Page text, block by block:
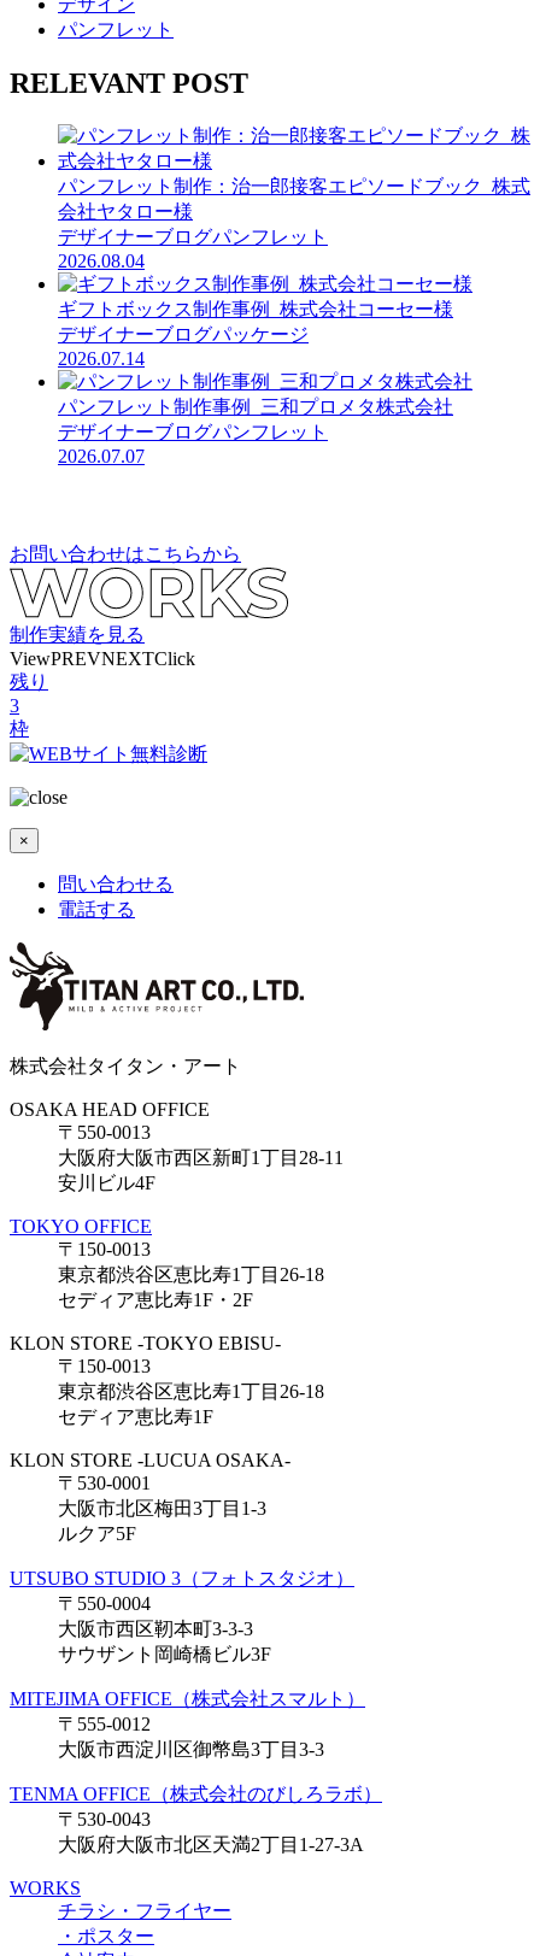
デザイン
パンフレット
RELEVANT POST
パンフレット制作：治一郎接客エピソードブック_株式
会社ヤタロー様
デザイナーブログパンフレット
2026.08.04
ギフトボックス制作事例_株式会社コーセー様
デザイナーブログパッケージ
2026.07.14
パンフレット制作事例_三和プロメタ株式会社
デザイナーブログパンフレット
2026.07.07
お問い合わせはこちらから
制作実績を見る
ViewPREVNEXTClick
残り
3
枠
×
問い合わせる
電話する
株式会社タイタン・アート
OSAKA HEAD OFFICE
〒550-0013
大阪府大阪市西区新町1丁目28-11
安川ビル4F
TOKYO OFFICE
〒150-0013
東京都渋谷区恵比寿1丁目26-18
セディア恵比寿1F・2F
KLON STORE -TOKYO EBISU-
〒150-0013
東京都渋谷区恵比寿1丁目26-18
セディア恵比寿1F
KLON STORE -LUCUA OSAKA-
〒530-0001
大阪市北区梅田3丁目1-3
ルクア5F
UTSUBO STUDIO 3（フォトスタジオ）
〒550-0004
大阪市西区靭本町3-3-3
サウザント岡崎橋ビル3F
MITEJIMA OFFICE（株式会社スマルト）
〒555-0012
大阪市西淀川区御幣島3丁目3-3
TENMA OFFICE（株式会社のびしろラボ）
〒530-0043
大阪府大阪市北区天満2丁目1-27-3A
WORKS
チラシ・フライヤー
・ポスター